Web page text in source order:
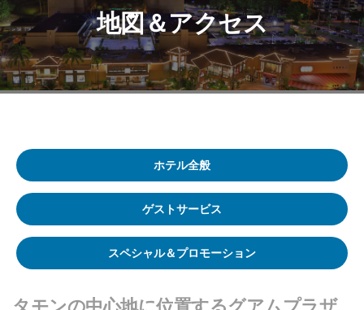
地図＆アクセス
ホテル全般
ゲストサービス
スペシャル＆プロモーション
タモンの中心地に位置するグアムプラザ